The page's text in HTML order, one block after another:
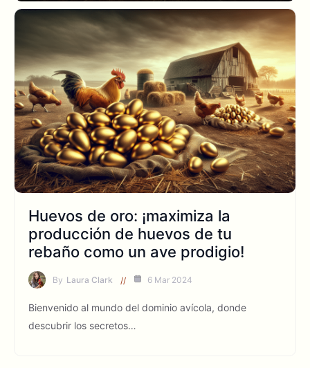
Huevos de oro: ¡maximiza la
producción de huevos de tu
rebaño como un ave prodigio!
By Laura Clark 6 Mar 2024
Bienvenido al mundo del dominio avícola, donde
descubrir los secretos…